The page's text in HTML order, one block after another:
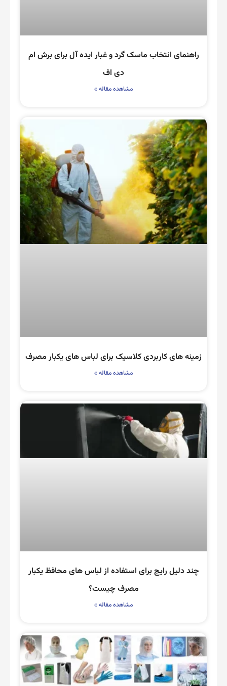
راهنمای انتخاب ماسک گرد و غبار ایده آل برای برش ام
دی اف
مشاهده مقاله »
زمینه های کاربردی کلاسیک برای لباس های یکبار مصرف
مشاهده مقاله »
چند دلیل رایج برای استفاده از لباس های محافظ یکبار
مصرف چیست؟
مشاهده مقاله »